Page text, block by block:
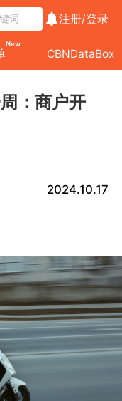
注册/登录
New
CBNDataBox
：商户开
2024.10.17